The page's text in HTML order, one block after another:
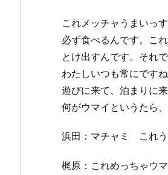
これメッチャうまいっ
必ず食べるんです。こ
とけ出すんです。それ
わたしいつも常にです
遊びに来て、泊まりに
何がウマイというたら
浜田：マチャミ これ
梶原：これめっちゃウ